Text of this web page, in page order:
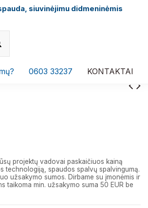
siuvinėjimu didmeninėmis
KONTAKTAI
0603 33237
projektų vadovai paskaičiuos kainą
technologiją, spaudos spalvų spalvingumą.
užsakymo sumos. Dirbame su įmonėmis ir
taikoma min. užsakymo suma 50 EUR be